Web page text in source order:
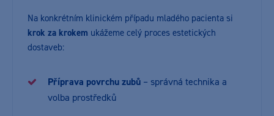
Na konkrétním klinickém případu mladého pacienta si
krok za krokem ukážeme celý proces estetických
dostaveb:
Příprava povrchu zubů – správná technika a
volba prostředků